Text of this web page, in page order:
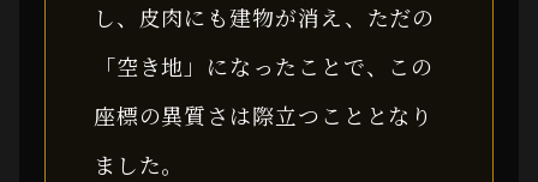
し、皮肉にも建物が消え、ただの
「空き地」になったことで、この
座標の異質さは際立つこととなり
ました。